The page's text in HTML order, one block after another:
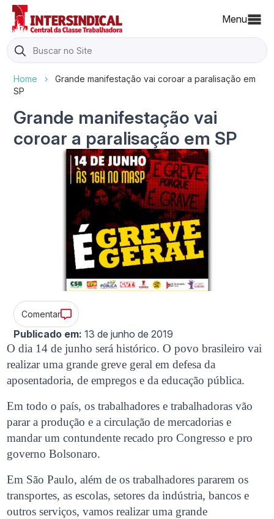
Menu
Search
for:
Home ›
Grande manifestação vai coroar a paralisação em
SP
Grande manifestação vai
coroar a paralisação em SP
Comentar
Publicado em: 13 de junho de 2019
O dia 14 de junho será histórico. O povo brasileiro vai
realizar uma grande greve geral em defesa da
aposentadoria, de empregos e da educação pública.
Em todo o país, os trabalhadores e trabalhadoras vão
parar a produção e a circulação de mercadorias e
mandar um contundente recado pro Congresso e pro
governo Bolsonaro.
Em São Paulo, além de os trabalhadores pararem os
transportes, as escolas, setores da indústria, bancos e
outros serviços, vamos realizar uma grande